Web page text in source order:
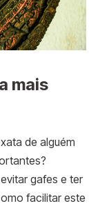
mais
de alguém
gafes e ter
facilitar este